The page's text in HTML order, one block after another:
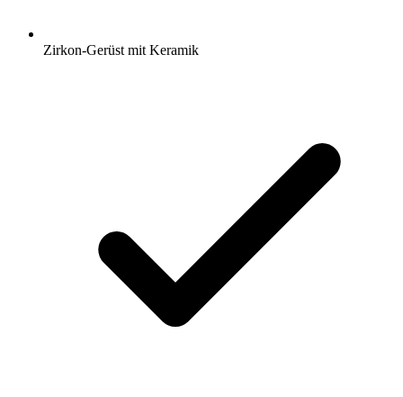
Zirkon-Gerüst mit Keramik